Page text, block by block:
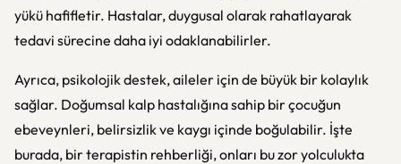
yükü hafifletir. Hastalar, duygusal olarak rahatlayarak
tedavi sürecine daha iyi odaklanabilirler.
Ayrıca, psikolojik destek, aileler için de büyük bir kolaylık
sağlar. Doğumsal kalp hastalığına sahip bir çocuğun
ebeveynleri, belirsizlik ve kaygı içinde boğulabilir. İşte
burada, bir terapistin rehberliği, onları bu zor yolculukta